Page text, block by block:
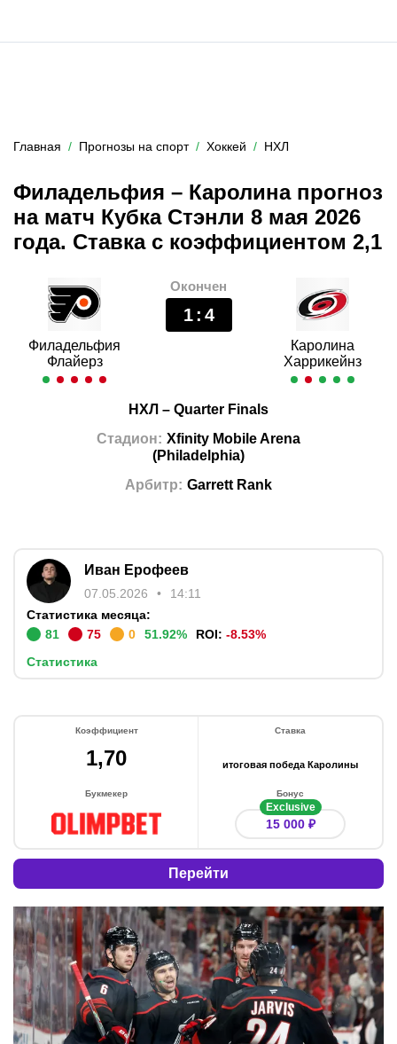
Главная Прогнозы на спорт Хоккей НХЛ
Филадельфия – Каролина прогноз
на матч Кубка Стэнли 8 мая 2026
года. Ставка с коэффициентом 2,1
Филадельфия
Флайерз
Окончен
1 : 4
Каролина
Харрикейнз
НХЛ – Quarter Finals
Стадион: Xfinity Mobile Arena
(Philadelphia)
Арбитр: Garrett Rank
Иван Ерофеев
07.05.2026
14:11
Статистика месяца:
81
75 0 51.92% ROI: -8.53%
Статистика
Коэффициент
1,70
Ставка
итоговая победа Каролины
Букмекер Бонус
Exclusive
15 000 ₽
Перейти